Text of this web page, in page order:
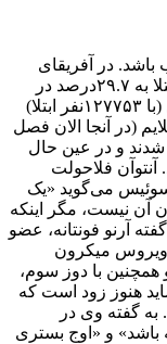
باشد. در آفریقای
جنوبی، بعد از به اوج رسیدن، فروکش کرد. ابتلا به ۲۹.۷درصد در
۲۰دسامبر (۸۹۷۸۱نفر) در روز، به نسبت قبل (با ۱۲۷۷۵۳نفر ابتلا)
(در آنجا الان فصل
شدند و در عین حال
فلاحولت
می‌گوید «یک
آن نیست، مگر اینکه
آرنو فونتانه، عضو
ویروس میکرون
همچنین با دوز سوم،
هنوز زود است که
به گفته وی در
باشد» و «اوج بستری